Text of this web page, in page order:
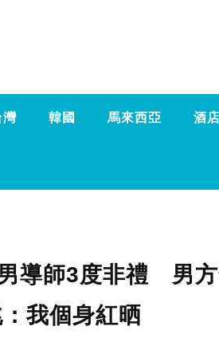
灣 韓國 馬來西亞 酒
導師3度非禮 男
我個身紅晒